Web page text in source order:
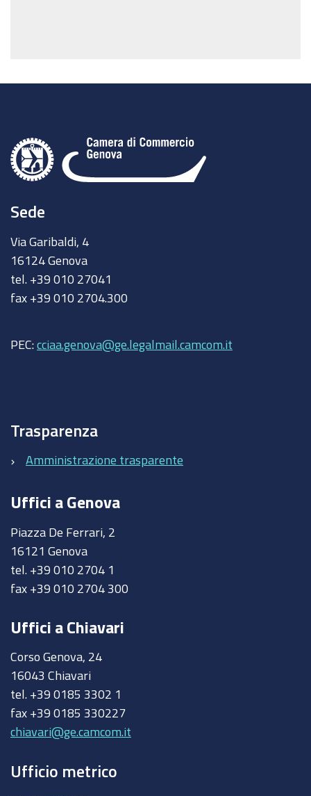
Sede
Via Garibaldi, 4
16124 Genova
tel. +39 010 27041
fax +39 010 2704.300
PEC: cciaa.genova@ge.legalmail.camcom.it
Trasparenza
Amministrazione trasparente
Uffici a Genova
Piazza De Ferrari, 2
16121 Genova
tel. +39 010 2704 1
fax +39 010 2704 300
Uffici a Chiavari
Corso Genova, 24
16043 Chiavari
tel. +39 0185 3302 1
fax +39 0185 330227
chiavari@ge.camcom.it
Ufficio metrico